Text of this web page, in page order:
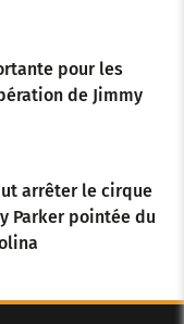
pour les
de Jimmy
arrêter le cirque
Parker pointée du